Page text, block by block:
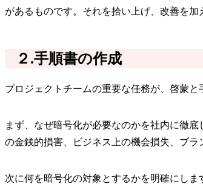
があるものです。それを拾い上げ、改善を加
２.手順書の作成
プロジェクトチームの重要な任務が、啓蒙と
まず、なぜ暗号化が必要なのかを社内に徹
の金銭的損害、ビジネス上の機会損失、ブ
次に何を暗号化の対象とするかを明確にし